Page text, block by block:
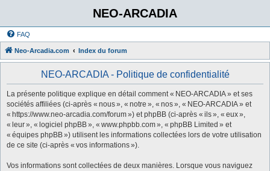
NEO-ARCADIA
FAQ
Neo-Arcadia.com Index du forum
NEO-ARCADIA - Politique de confidentialité
La présente politique explique en détail comment « NEO-ARCADIA » et ses
sociétés affiliées (ci-après « nous », « notre », « nos », « NEO-ARCADIA » et
« https://www.neo-arcadia.com/forum ») et phpBB (ci-après « ils », « eux »,
« leur », « logiciel phpBB », « www.phpbb.com », « phpBB Limited » et
« équipes phpBB ») utilisent les informations collectées lors de votre utilisation
de ce site (ci-après « vos informations »).
Vos informations sont collectées de deux manières. Lorsque vous naviguez